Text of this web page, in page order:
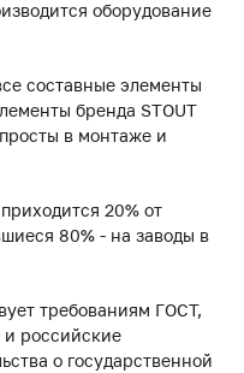
оборудование
составные элементы
бренда STOUT
в монтаже и
20% от
80% - на заводы в
требованиям ГОСТ,
российские
о государственной